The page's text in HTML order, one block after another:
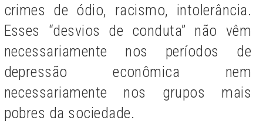
crimes de ódio, racismo, intolerância.
Esses “desvios de conduta” não vêm
necessariamente nos períodos de
depressão econômica nem
necessariamente nos grupos mais
pobres da sociedade.